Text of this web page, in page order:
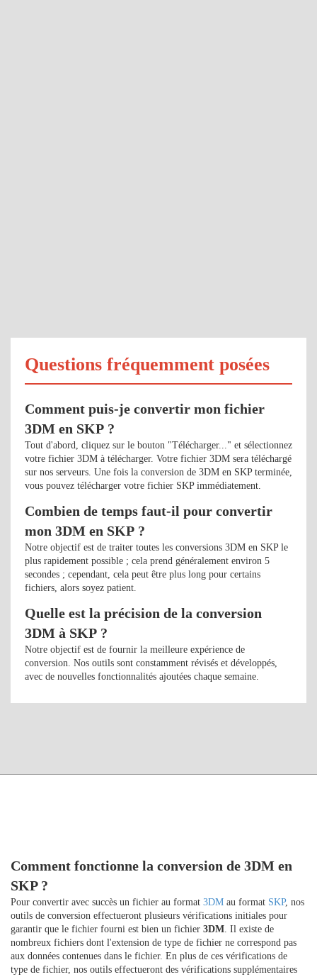
Questions fréquemment posées
Comment puis-je convertir mon fichier
3DM en SKP ?
Tout d'abord, cliquez sur le bouton "Télécharger..." et sélectionnez
votre fichier 3DM à télécharger. Votre fichier 3DM sera téléchargé
sur nos serveurs. Une fois la conversion de 3DM en SKP terminée,
vous pouvez télécharger votre fichier SKP immédiatement.
Combien de temps faut-il pour convertir
mon 3DM en SKP ?
Notre objectif est de traiter toutes les conversions 3DM en SKP le
plus rapidement possible ; cela prend généralement environ 5
secondes ; cependant, cela peut être plus long pour certains
fichiers, alors soyez patient.
Quelle est la précision de la conversion
3DM à SKP ?
Notre objectif est de fournir la meilleure expérience de
conversion. Nos outils sont constamment révisés et développés,
avec de nouvelles fonctionnalités ajoutées chaque semaine.
Comment fonctionne la conversion de 3DM en
SKP ?
Pour convertir avec succès un fichier au format 3DM au format SKP, nos
outils de conversion effectueront plusieurs vérifications initiales pour
garantir que le fichier fourni est bien un fichier 3DM. Il existe de
nombreux fichiers dont l'extension de type de fichier ne correspond pas
aux données contenues dans le fichier. En plus de ces vérifications de
type de fichier, nos outils effectueront des vérifications supplémentaires